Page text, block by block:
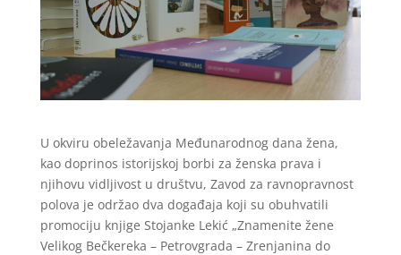
U okviru obeležavanja Međunarodnog dana žena,
kao doprinos istorijskoj borbi za ženska prava i
njihovu vidljivost u društvu, Zavod za ravnopravnost
polova je održao dva događaja koji su obuhvatili
promociju knjige Stojanke Lekić „Znamenite žene
Velikog Bečkereka – Petrovgrada – Zrenjanina do